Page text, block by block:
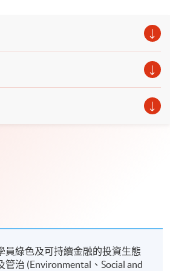
員綠色及可持續金融的投資生態
治 (Environmental、Social and